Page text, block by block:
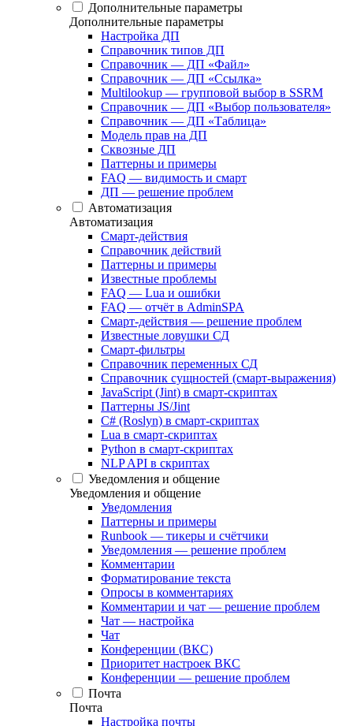
Дополнительные параметры
Дополнительные параметры
Настройка ДП
Справочник типов ДП
Справочник — ДП «Файл»
Справочник — ДП «Ссылка»
Multilookup — групповой выбор в SSRM
Справочник — ДП «Выбор пользователя»
Справочник — ДП «Таблица»
Модель прав на ДП
Сквозные ДП
Паттерны и примеры
FAQ — видимость и смарт
ДП — решение проблем
Автоматизация
Автоматизация
Смарт-действия
Справочник действий
Паттерны и примеры
Известные проблемы
FAQ — Lua и ошибки
FAQ — отчёт в AdminSPA
Смарт-действия — решение проблем
Известные ловушки СД
Смарт-фильтры
Справочник переменных СД
Справочник сущностей (смарт-выражения)
JavaScript (Jint) в смарт-скриптах
Паттерны JS/Jint
C# (Roslyn) в смарт-скриптах
Lua в смарт-скриптах
Python в смарт-скриптах
NLP API в скриптах
Уведомления и общение
Уведомления и общение
Уведомления
Паттерны и примеры
Runbook — тикеры и счётчики
Уведомления — решение проблем
Комментарии
Форматирование текста
Опросы в комментариях
Комментарии и чат — решение проблем
Чат — настройка
Чат
Конференции (ВКС)
Приоритет настроек ВКС
Конференции — решение проблем
Почта
Почта
Настройка почты